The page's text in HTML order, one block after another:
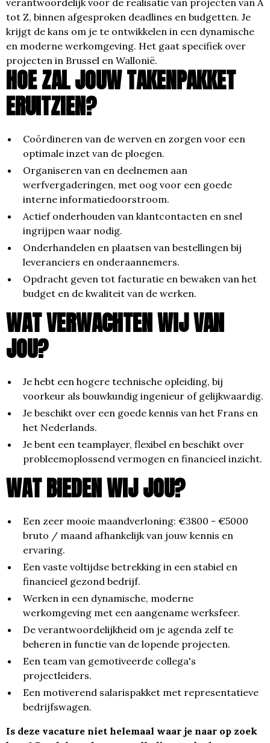
verantwoordelijk voor de realisatie van projecten van A
tot Z, binnen afgesproken deadlines en budgetten. Je
krijgt de kans om je te ontwikkelen in een dynamische
en moderne werkomgeving. Het gaat specifiek over
projecten in Brussel en Wallonië.
HOE ZAL JOUW TAKENPAKKET
ERUITZIEN?
Coördineren van de werven en zorgen voor een
optimale inzet van de ploegen.
Organiseren van en deelnemen aan
werfvergaderingen, met oog voor een goede
interne informatiedoorstroom.
Actief onderhouden van klantcontacten en snel
ingrijpen waar nodig.
Onderhandelen en plaatsen van bestellingen bij
leveranciers en onderaannemers.
Opdracht geven tot facturatie en bewaken van het
budget en de kwaliteit van de werken.
WAT VERWACHTEN WIJ VAN
JOU?
Je hebt een hogere technische opleiding, bij
voorkeur als bouwkundig ingenieur of gelijkwaardig.
Je beschikt over een goede kennis van het Frans en
het Nederlands.
Je bent een teamplayer, flexibel en beschikt over
probleemoplossend vermogen en financieel inzicht.
WAT BIEDEN WIJ JOU?
Een zeer mooie maandverloning: €3800 - €5000
bruto / maand afhankelijk van jouw kennis en
ervaring.
Een vaste voltijdse betrekking in een stabiel en
financieel gezond bedrijf.
Werken in een dynamische, moderne
werkomgeving met een aangename werksfeer.
De verantwoordelijkheid om je agenda zelf te
beheren in functie van de lopende projecten.
Een team van gemotiveerde collega's
projectleiders.
Een motiverend salarispakket met representatieve
bedrijfswagen.
Is deze vacature niet helemaal waar je naar op zoek